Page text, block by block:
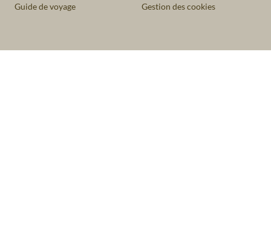
Guide de voyage Gestion des cookies